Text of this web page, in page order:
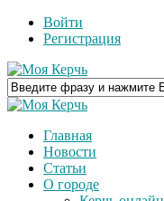
Войти
Регистрация
Главная
Новости
Статьи
О городе